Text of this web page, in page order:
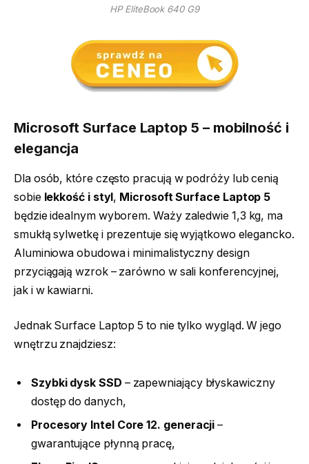
HP EliteBook 640 G9
Microsoft Surface Laptop 5 – mobilność i
elegancja
Dla osób, które często pracują w podróży lub cenią
sobie lekkość i styl, Microsoft Surface Laptop 5
będzie idealnym wyborem. Waży zaledwie 1,3 kg, ma
smukłą sylwetkę i prezentuje się wyjątkowo elegancko.
Aluminiowa obudowa i minimalistyczny design
przyciągają wzrok – zarówno w sali konferencyjnej,
jak i w kawiarni.
Jednak Surface Laptop 5 to nie tylko wygląd. W jego
wnętrzu znajdziesz:
Szybki dysk SSD – zapewniający błyskawiczny
dostęp do danych,
Procesory Intel Core 12. generacji –
gwarantujące płynną pracę,